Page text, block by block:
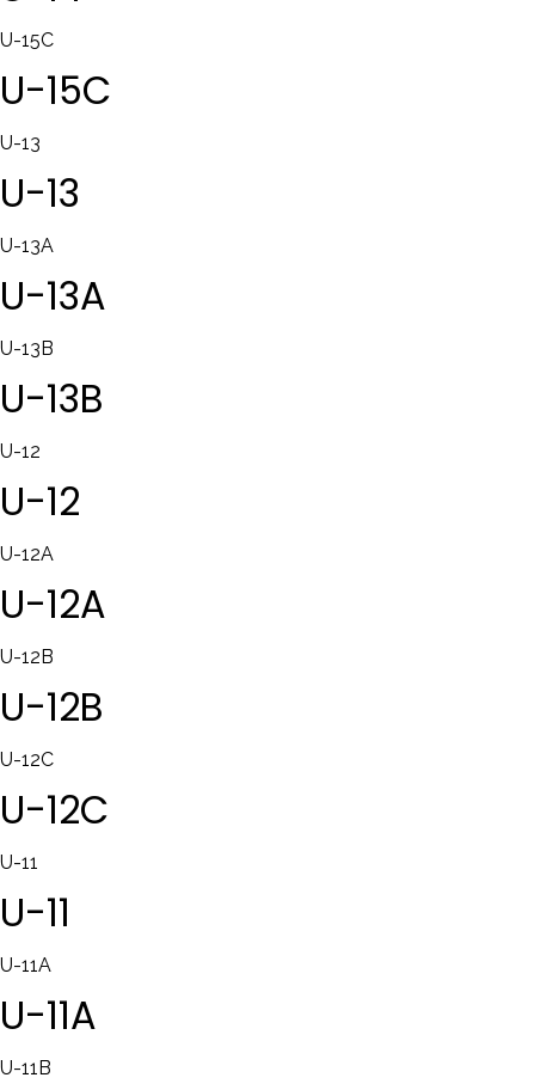
U-15C
U-15C
U-13
U-13
U-13A
U-13A
U-13B
U-13B
U-12
U-12
U-12A
U-12A
U-12B
U-12B
U-12C
U-12C
U-11
U-11
U-11A
U-11A
U-11B